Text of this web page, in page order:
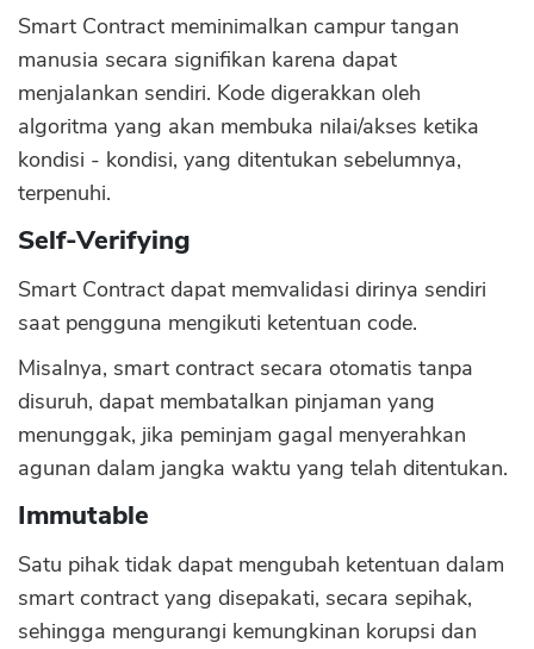
Smart Contract meminimalkan campur tangan
manusia secara signifikan karena dapat
menjalankan sendiri. Kode digerakkan oleh
algoritma yang akan membuka nilai/akses ketika
kondisi - kondisi, yang ditentukan sebelumnya,
terpenuhi.
Self-Verifying
Smart Contract dapat memvalidasi dirinya sendiri
saat pengguna mengikuti ketentuan code.
Misalnya, smart contract secara otomatis tanpa
disuruh, dapat membatalkan pinjaman yang
menunggak, jika peminjam gagal menyerahkan
agunan dalam jangka waktu yang telah ditentukan.
Immutable
Satu pihak tidak dapat mengubah ketentuan dalam
smart contract yang disepakati, secara sepihak,
sehingga mengurangi kemungkinan korupsi dan